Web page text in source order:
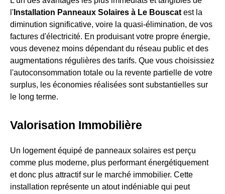
l' Installation Panneaux Solaires à Le Bouscat est la
diminution significative, voire la quasi-élimination, de vos
factures d'électricité. En produisant votre propre énergie,
vous devenez moins dépendant du réseau public et des
augmentations régulières des tarifs. Que vous choisissiez
l'autoconsommation totale ou la revente partielle de votre
surplus, les économies réalisées sont substantielles sur
le long terme.
Valorisation Immobilière
Un logement équipé de panneaux solaires est perçu
comme plus moderne, plus performant énergétiquement
et donc plus attractif sur le marché immobilier. Cette
installation représente un atout indéniable qui peut